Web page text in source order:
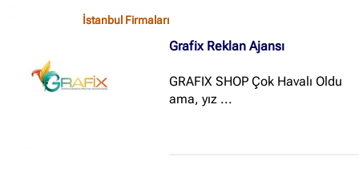
İstanbul Firmaları
Grafix Reklan Ajansı
GRAFIX SHOP Çok Havalı Oldu
ama, yız ...